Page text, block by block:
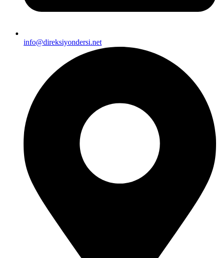
info@direksiyondersi.net